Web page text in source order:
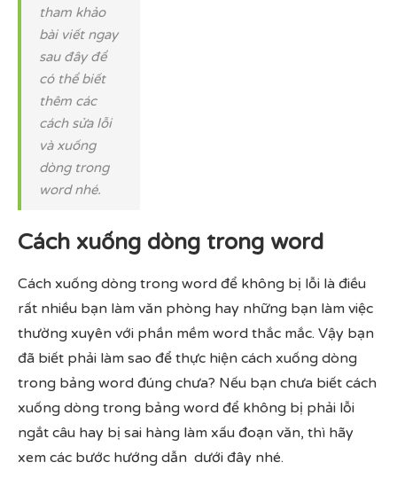
tham khảo
bài viết ngay
sau đây để
có thể biết
thêm các
cách sửa lỗi
và xuống
dòng trong
word nhé.
Cách xuống dòng trong word
Cách xuống dòng trong word để không bị lỗi là điều
rất nhiều bạn làm văn phòng hay những bạn làm việc
thường xuyên với phần mềm word thắc mắc. Vậy bạn
đã biết phải làm sao để thực hiện cách xuống dòng
trong bảng word đúng chưa? Nếu bạn chưa biết cách
xuống dòng trong bảng word để không bị phải lỗi
ngắt câu hay bị sai hàng làm xấu đoạn văn, thì hãy
xem các bước hướng dẫn dưới đây nhé.